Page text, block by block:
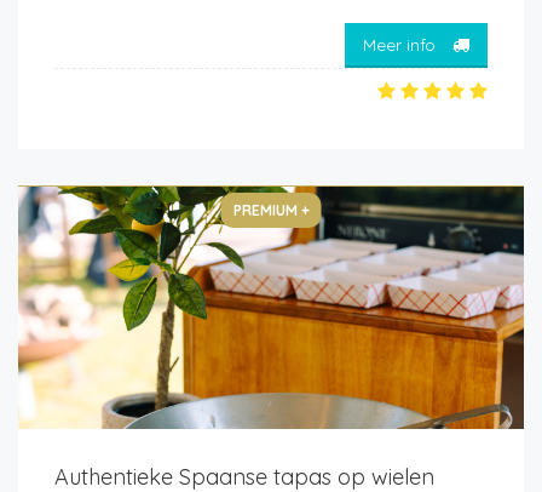
Meer info
PREMIUM +
Authentieke Spaanse tapas op wielen